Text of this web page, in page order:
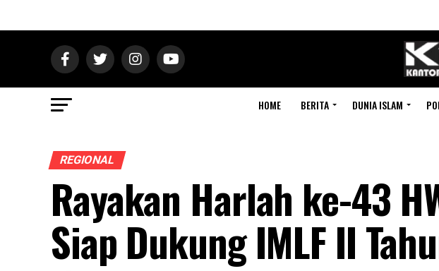
HOME BERITA DUNIA ISLAM
REGIONAL
Rayakan Harlah ke-43
Siap Dukung IMLF II